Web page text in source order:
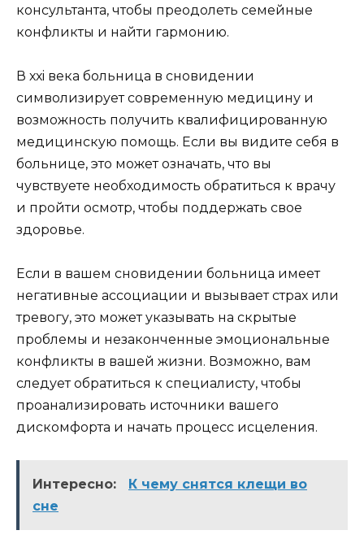
консультанта, чтобы преодолеть семейные
конфликты и найти гармонию.
В ххi века больница в сновидении
символизирует современную медицину и
возможность получить квалифицированную
медицинскую помощь. Если вы видите себя в
больнице, это может означать, что вы
чувствуете необходимость обратиться к врачу
и пройти осмотр, чтобы поддержать свое
здоровье.
Если в вашем сновидении больница имеет
негативные ассоциации и вызывает страх или
тревогу, это может указывать на скрытые
проблемы и незаконченные эмоциональные
конфликты в вашей жизни. Возможно, вам
следует обратиться к специалисту, чтобы
проанализировать источники вашего
дискомфорта и начать процесс исцеления.
Интересно:
К чему снятся клещи во
сне